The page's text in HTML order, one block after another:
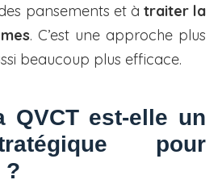
pansements et à traiter la
. C’est une approche plus
beaucoup plus efficace.
QVCT est-elle un
pour
?